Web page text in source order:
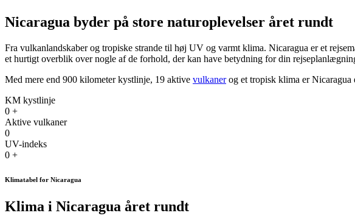
Nicaragua byder på store naturoplevelser året rundt
Fra vulkanlandskaber og tropiske strande til høj UV og varmt klima. Nicaragua er et
et hurtigt overblik over nogle af de forhold, der kan have betydning for din
Med mere end 900 kilometer kystlinje, 19 aktive vulkanerog et tropisk klima er Nicaragua
KM kystlinje
0 +
Aktive vulkaner
0
UV-indeks
0 +
Klimatabel for Nicaragua
Klima i Nicaragua året rundt